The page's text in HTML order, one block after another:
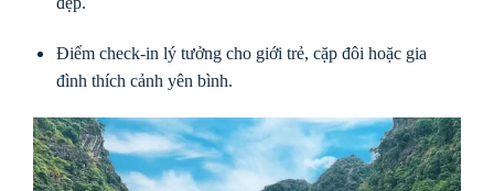
Điểm check-in lý tưởng cho giới trẻ, cặp đôi hoặc gia
đình thích cảnh yên bình.